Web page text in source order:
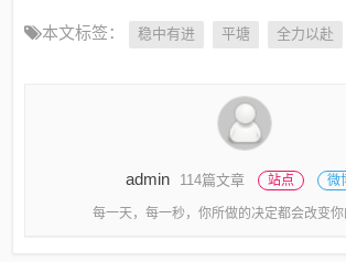
本文标签： 稳中有进 平塘 全力以赴
admin 114篇文章 站点 微
每一天，每一秒，你所做的决定都会改变你